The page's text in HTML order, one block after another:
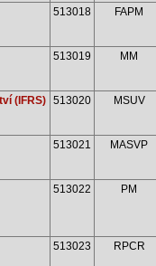
513018 FAPM
513019 MM
(IFRS) 513020 MSUV
513021 MASVP
513022 PM
513023 RPCR